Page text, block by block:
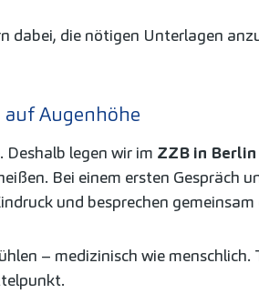
dabei, die nötigen Unterlagen
Augenhöhe
legen wir im ZZB in Berlin
Bei einem ersten Gespräch
und besprechen
– medizinisch wie